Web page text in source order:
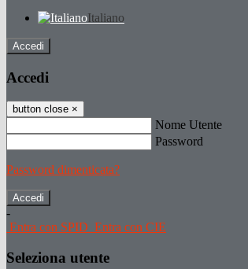
Italiano
Accedi
Accedi
button close ×
Nome Utente
Password
Password dimenticata?
-
Entra con SPID Entra con CIE
Seleziona utente